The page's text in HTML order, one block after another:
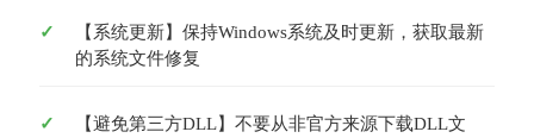
【系统更新】保持Windows系统及时更新，获取最新
的系统文件修复
【避免第三方DLL】不要从非官方来源下载DLL文